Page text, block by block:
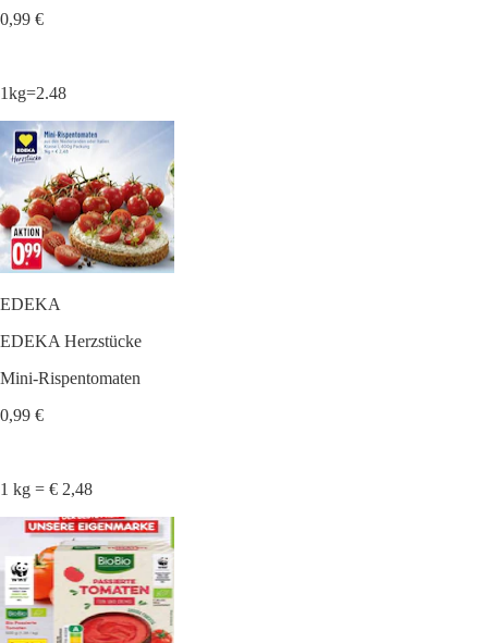
0,99 €
1kg=2.48
EDEKA
EDEKA Herzstücke
Mini-Rispentomaten
0,99 €
1 kg = € 2,48